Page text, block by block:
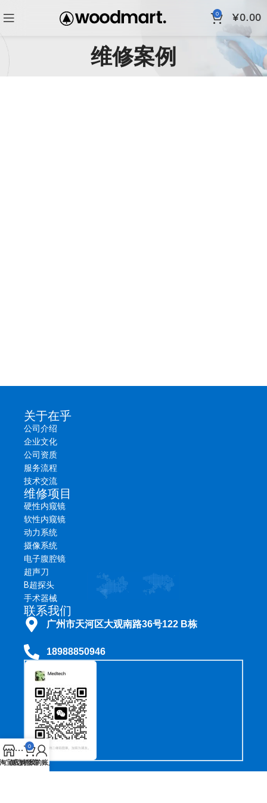
0 ¥0.00
维修案例
关于在乎
公司介绍
企业文化
公司资质
服务流程
技术交流
维修项目
硬性内窥镜
软性内窥镜
动力系统
摄像系统
电子腹腔镜
超声刀
B超探头
手术器械
联系我们
广州市天河区大观南路36号122 B栋
18988850946
宝店
侧边栏
0
购物车我的账户